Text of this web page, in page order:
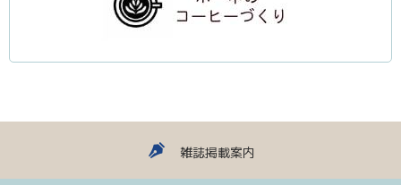
雑誌掲載案内